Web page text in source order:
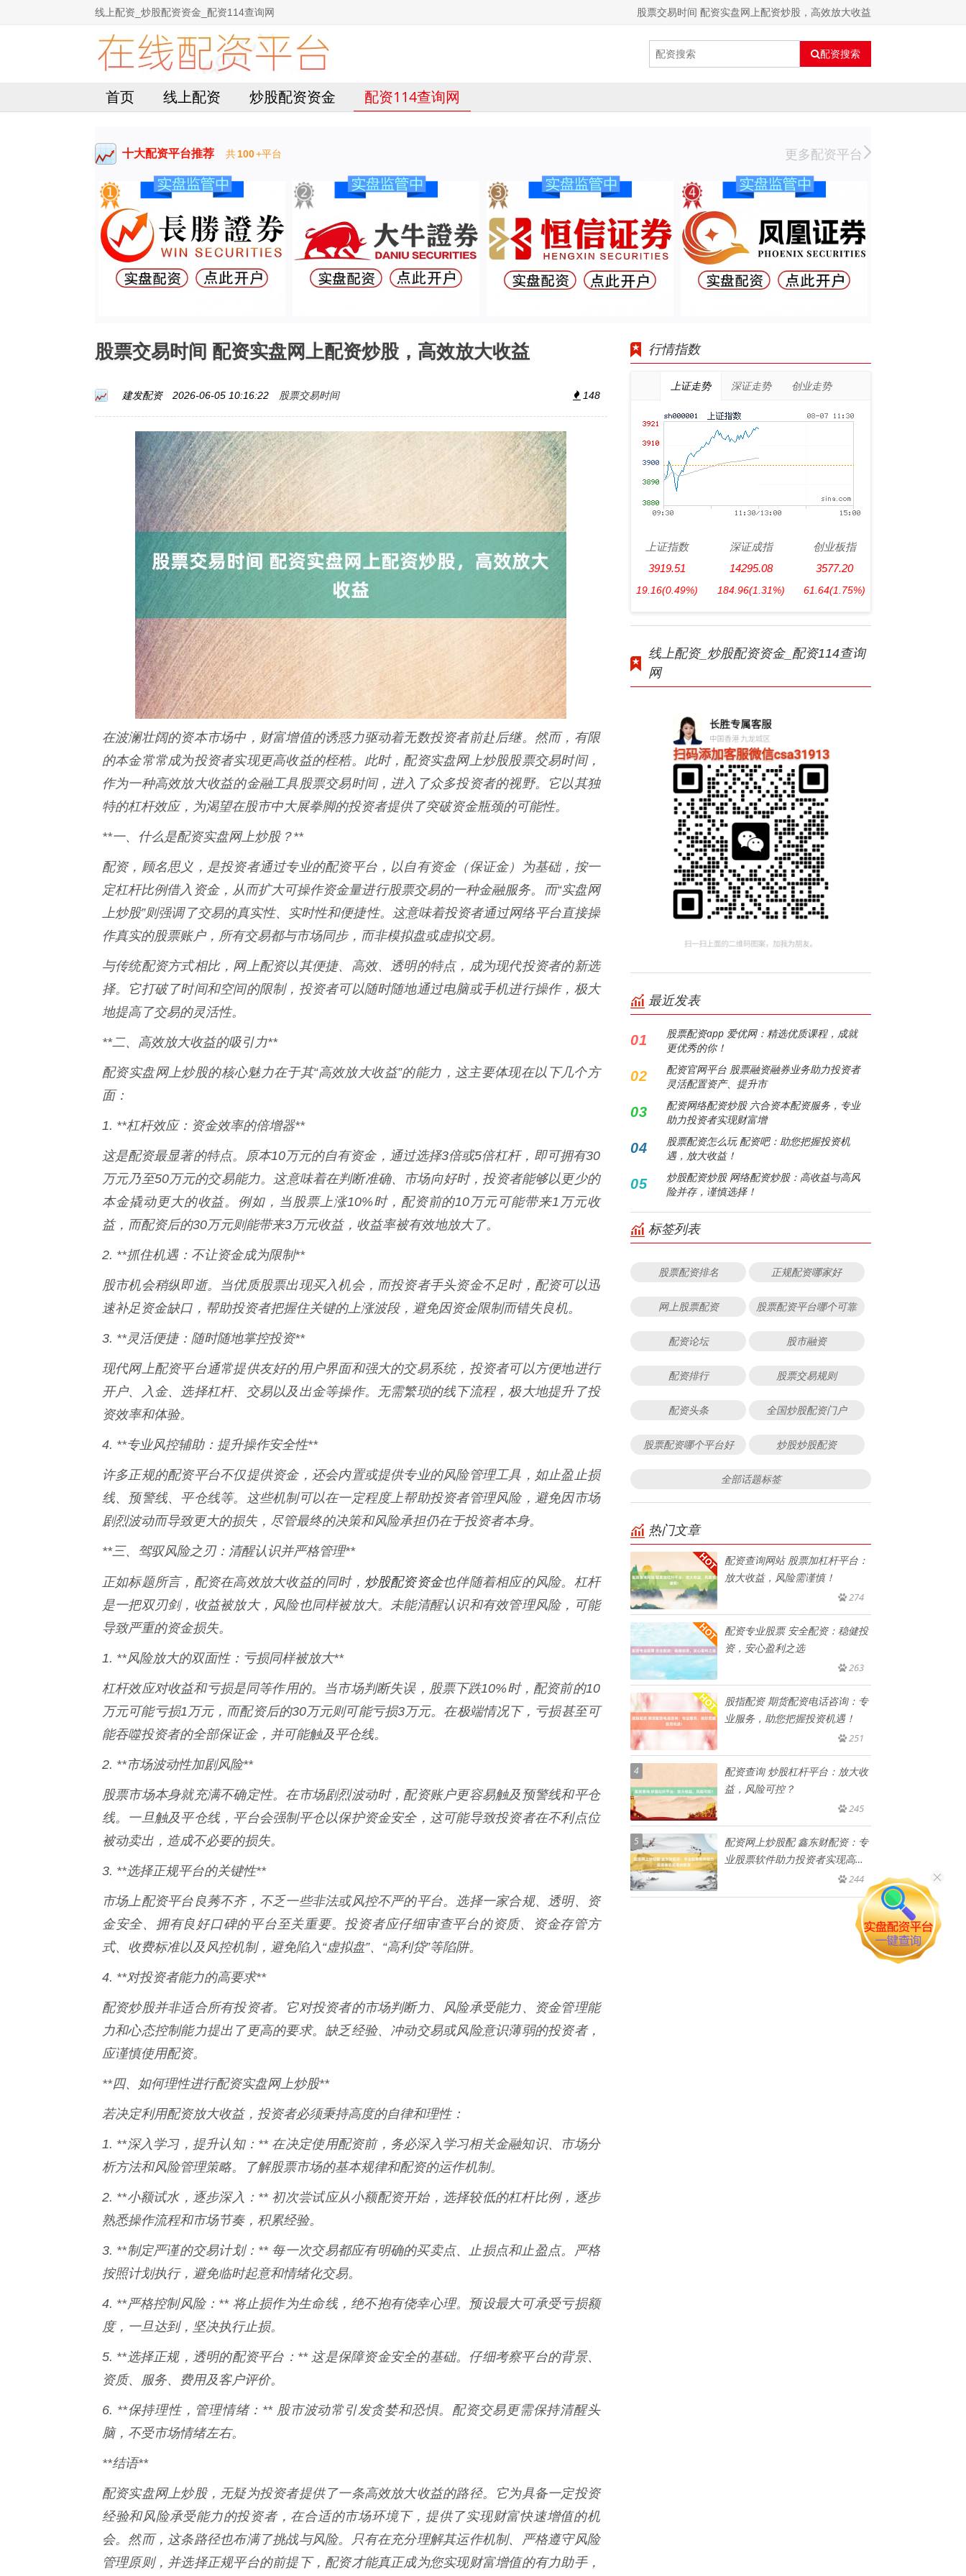
线上配资_炒股配资资金_配资114查询网 股票交易时间 配资实盘网上配资炒股，高效放大收益
配资搜索
首页 线上配资 炒股配资资金 配资114查询网
十大配资平台推荐 共100+平台 更多配资平台
股票交易时间 配资实盘网上配资炒股，高效放大收益
建发配资 2026-06-05 10:16:22 股票交易时间 148
在波澜壮阔的资本市场中，财富增值的诱惑力驱动着无数投资者前赴后继。然而，有限
的本金常常成为投资者实现更高收益的桎梏。此时，配资实盘网上炒股股票交易时间，
作为一种高效放大收益的金融工具股票交易时间，进入了众多投资者的视野。它以其独
特的杠杆效应，为渴望在股市中大展拳脚的投资者提供了突破资金瓶颈的可能性。
**一、什么是配资实盘网上炒股？**
配资，顾名思义，是投资者通过专业的配资平台，以自有资金（保证金）为基础，按一
定杠杆比例借入资金，从而扩大可操作资金量进行股票交易的一种金融服务。而“实盘网
上炒股”则强调了交易的真实性、实时性和便捷性。这意味着投资者通过网络平台直接操
作真实的股票账户，所有交易都与市场同步，而非模拟盘或虚拟交易。
与传统配资方式相比，网上配资以其便捷、高效、透明的特点，成为现代投资者的新选
择。它打破了时间和空间的限制，投资者可以随时随地通过电脑或手机进行操作，极大
地提高了交易的灵活性。
**二、高效放大收益的吸引力**
配资实盘网上炒股的核心魅力在于其“高效放大收益”的能力，这主要体现在以下几个方
面：
1. **杠杆效应：资金效率的倍增器**
这是配资最显著的特点。原本10万元的自有资金，通过选择3倍或5倍杠杆，即可拥有30
万元乃至50万元的交易能力。这意味着在判断准确、市场向好时，投资者能够以更少的
本金撬动更大的收益。例如，当股票上涨10%时，配资前的10万元可能带来1万元收
益，而配资后的30万元则能带来3万元收益，收益率被有效地放大了。
2. **抓住机遇：不让资金成为限制**
股市机会稍纵即逝。当优质股票出现买入机会，而投资者手头资金不足时，配资可以迅
速补足资金缺口，帮助投资者把握住关键的上涨波段，避免因资金限制而错失良机。
3. **灵活便捷：随时随地掌控投资**
现代网上配资平台通常提供友好的用户界面和强大的交易系统，投资者可以方便地进行
开户、入金、选择杠杆、交易以及出金等操作。无需繁琐的线下流程，极大地提升了投
资效率和体验。
4. **专业风控辅助：提升操作安全性**
许多正规的配资平台不仅提供资金，还会内置或提供专业的风险管理工具，如止盈止损
线、预警线、平仓线等。这些机制可以在一定程度上帮助投资者管理风险，避免因市场
剧烈波动而导致更大的损失，尽管最终的决策和风险承担仍在于投资者本身。
**三、驾驭风险之刃：清醒认识并严格管理**
正如标题所言，配资在高效放大收益的同时， 炒股配资资金也伴随着相应的风险。杠杆
是一把双刃剑，收益被放大，风险也同样被放大。未能清醒认识和有效管理风险，可能
导致严重的资金损失。
1. **风险放大的双面性：亏损同样被放大**
杠杆效应对收益和亏损是同等作用的。当市场判断失误，股票下跌10%时，配资前的10
万元可能亏损1万元，而配资后的30万元则可能亏损3万元。在极端情况下，亏损甚至可
能吞噬投资者的全部保证金，并可能触及平仓线。
2. **市场波动性加剧风险**
股票市场本身就充满不确定性。在市场剧烈波动时，配资账户更容易触及预警线和平仓
线。一旦触及平仓线，平台会强制平仓以保护资金安全，这可能导致投资者在不利点位
被动卖出，造成不必要的损失。
3. **选择正规平台的关键性**
市场上配资平台良莠不齐，不乏一些非法或风控不严的平台。选择一家合规、透明、资
金安全、拥有良好口碑的平台至关重要。投资者应仔细审查平台的资质、资金存管方
式、收费标准以及风控机制，避免陷入“虚拟盘”、“高利贷”等陷阱。
4. **对投资者能力的高要求**
配资炒股并非适合所有投资者。它对投资者的市场判断力、风险承受能力、资金管理能
力和心态控制能力提出了更高的要求。缺乏经验、冲动交易或风险意识薄弱的投资者，
应谨慎使用配资。
**四、如何理性进行配资实盘网上炒股**
若决定利用配资放大收益，投资者必须秉持高度的自律和理性：
1. **深入学习，提升认知：** 在决定使用配资前，务必深入学习相关金融知识、市场分
析方法和风险管理策略。了解股票市场的基本规律和配资的运作机制。
2. **小额试水，逐步深入：** 初次尝试应从小额配资开始，选择较低的杠杆比例，逐步
熟悉操作流程和市场节奏，积累经验。
3. **制定严谨的交易计划：** 每一次交易都应有明确的买卖点、止损点和止盈点。严格
按照计划执行，避免临时起意和情绪化交易。
4. **严格控制风险：** 将止损作为生命线，绝不抱有侥幸心理。预设最大可承受亏损额
度，一旦达到，坚决执行止损。
5. **选择正规，透明的配资平台：** 这是保障资金安全的基础。仔细考察平台的背景、
资质、服务、费用及客户评价。
6. **保持理性，管理情绪：** 股市波动常引发贪婪和恐惧。配资交易更需保持清醒头
脑，不受市场情绪左右。
**结语**
配资实盘网上炒股，无疑为投资者提供了一条高效放大收益的路径。它为具备一定投资
经验和风险承受能力的投资者，在合适的市场环境下，提供了实现财富快速增值的机
会。然而，这条路径也布满了挑战与风险。只有在充分理解其运作机制、严格遵守风险
管理原则，并选择正规平台的前提下，配资才能真正成为您实现财富增值的有力助手，
行情指数
上证走势 深证走势 创业走势
上证指数
3919.51
19.16(0.49%)
深证成指
14295.08
184.96(1.31%)
创业板指
3577.20
61.64(1.75%)
线上配资_炒股配资资金_配资114查询
网
最近发表
01
股票配资app 爱优网：精选优质课程，成就
更优秀的你！
02
配资官网平台 股票融资融券业务助力投资者
灵活配置资产、提升市
03
配资网络配资炒股 六合资本配资服务，专业
助力投资者实现财富增
04
股票配资怎么玩 配资吧：助您把握投资机
遇，放大收益！
05
炒股配资炒股 网络配资炒股：高收益与高风
险并存，谨慎选择！
标签列表
股票配资排名 正规配资哪家好
网上股票配资 股票配资平台哪个可靠
配资论坛 股市融资
配资排行 股票交易规则
配资头条 全国炒股配资门户
股票配资哪个平台好 炒股炒股配资
全部话题标签
热门文章
配资查询网站 股票加杠杆平台：
放大收益，风险需谨慎！
274
配资专业股票 安全配资：稳健投
资，安心盈利之选
263
股指配资 期货配资电话咨询：专
业服务，助您把握投资机遇！
251
4
配资查询 炒股杠杆平台：放大收
益，风险可控？
245
5
配资网上炒股配 鑫东财配资：专
业股票软件助力投资者实现高效
244